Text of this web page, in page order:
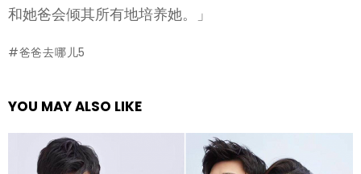
和她爸会倾其所有地培养她。」
爸爸去哪儿5
YOU MAY ALSO LIKE